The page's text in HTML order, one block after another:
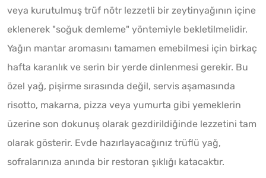
veya kurutulmuş trüf nötr lezzetli bir zeytinyağının içine
eklenerek "soğuk demleme" yöntemiyle bekletilmelidir.
Yağın mantar aromasını tamamen emebilmesi için birkaç
hafta karanlık ve serin bir yerde dinlenmesi gerekir. Bu
özel yağ, pişirme sırasında değil, servis aşamasında
risotto, makarna, pizza veya yumurta gibi yemeklerin
üzerine son dokunuş olarak gezdirildiğinde lezzetini tam
olarak gösterir. Evde hazırlayacağınız trüflü yağ,
sofralarınıza anında bir restoran şıklığı katacaktır.